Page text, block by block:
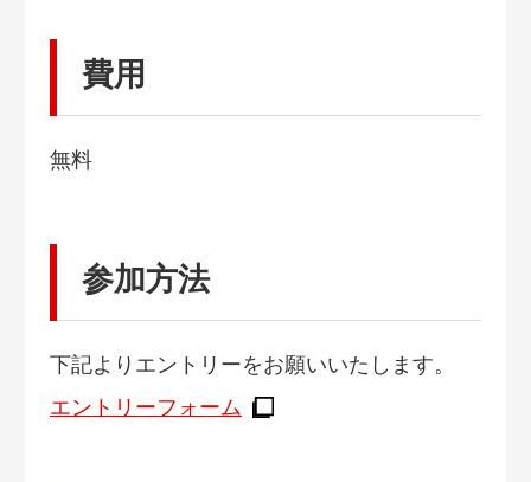
費用
無料
参加方法
下記よりエントリーをお願いいたします。
エントリーフォーム